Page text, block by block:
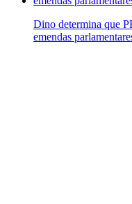
Dino determina que
emendas